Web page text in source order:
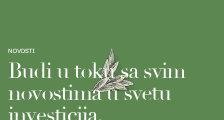
NOVOSTI
Budi u toku sa svim
novostima u svetu